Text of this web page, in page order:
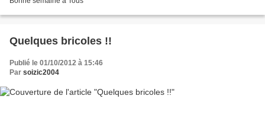
Quelques bricoles !!
Publié le 01/10/2012 à 15:46
Par soizic2004